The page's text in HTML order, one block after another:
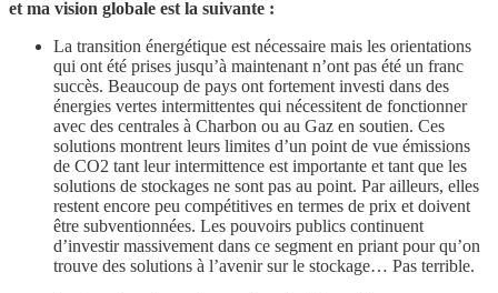
et ma vision globale est la suivante :
La transition énergétique est nécessaire mais les orientations
qui ont été prises jusqu’à maintenant n’ont pas été un franc
succès. Beaucoup de pays ont fortement investi dans des
énergies vertes intermittentes qui nécessitent de fonctionner
avec des centrales à Charbon ou au Gaz en soutien. Ces
solutions montrent leurs limites d’un point de vue émissions
de CO2 tant leur intermittence est importante et tant que les
solutions de stockages ne sont pas au point. Par ailleurs, elles
restent encore peu compétitives en termes de prix et doivent
être subventionnées. Les pouvoirs publics continuent
d’investir massivement dans ce segment en priant pour qu’on
trouve des solutions à l’avenir sur le stockage… Pas terrible.